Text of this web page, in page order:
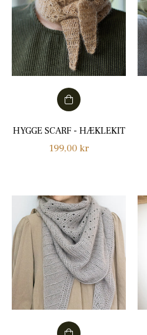
HYGGE SCARF - HÆKLEKIT
Normalpris
199,00 kr